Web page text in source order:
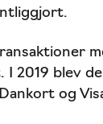
2019 blev
og